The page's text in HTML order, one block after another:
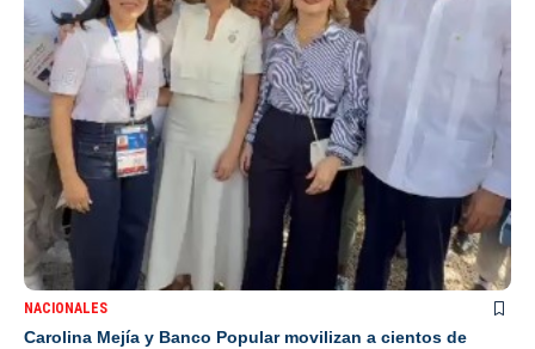
NACIONALES
Carolina Mejía y Banco Popular movilizan a cientos de